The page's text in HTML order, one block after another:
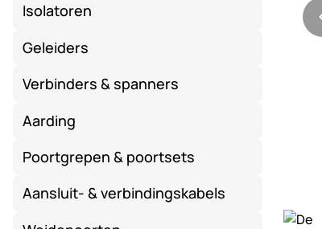
Isolatoren
Geleiders
Verbinders & spanners
Aarding
Poortgrepen & poortsets
Aansluit- & verbindingskabels